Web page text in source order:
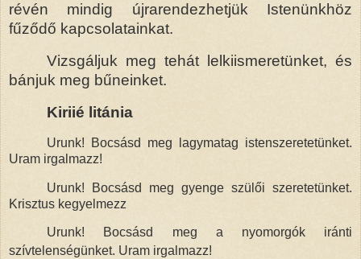
révén mindig újrarendezhetjük Istenünkhöz
fűződő kapcsolatainkat.
Vizsgáljuk meg tehát lelkiismeretünket, és
bánjuk meg bűneinket.
Kiriié litánia
Urunk! Bocsásd meg lagymatag istenszeretetünket.
Uram irgalmazz!
Urunk! Bocsásd meg gyenge szülői szeretetünket.
Krisztus kegyelmezz
Urunk! Bocsásd meg a nyomorgók iránti
szívtelenségünket. Uram irgalmazz!